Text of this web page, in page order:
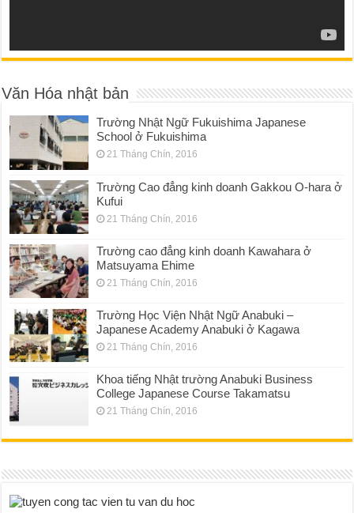
Văn Hóa nhật bản
Trường Nhật Ngữ Fukuishima Japanese
School ở Fukuishima
21 Tháng Chín, 2016
Trường Cao đẳng kinh doanh Gakkou O-hara ở
Kufui
21 Tháng Chín, 2016
Trường cao đẳng kinh doanh Kawahara ở
Matsuyama Ehime
21 Tháng Chín, 2016
Trường Học Viện Nhật Ngữ Anabuki –
Japanese Academy Anabuki ở Kagawa
21 Tháng Chín, 2016
Khoa tiếng Nhật trường Anabuki Business
College Japanese Course Takamatsu
21 Tháng Chín, 2016